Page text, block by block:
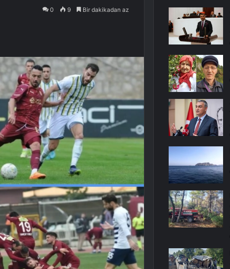
0 9 Bir dakikadan az